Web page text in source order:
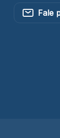
Fale